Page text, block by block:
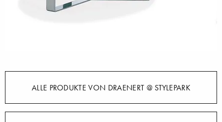
ALLE PRODUKTE VON DRAENERT @ STYLEPARK